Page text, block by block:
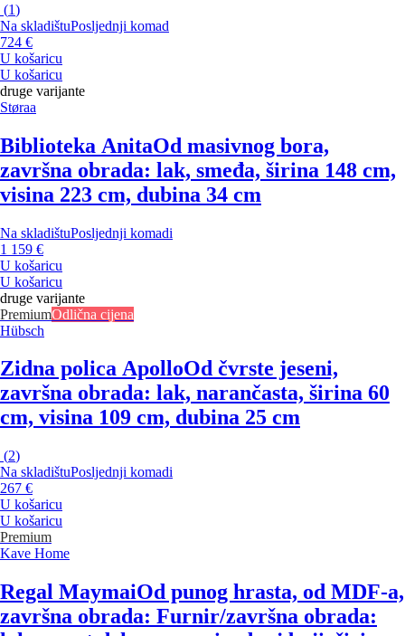
(1)
Na skladištuPosljednji komad
724 €
U košaricu
U košaricu
druge varijante
Støraa
Biblioteka AnitaOd masivnog bora,
završna obrada: lak, smeđa, širina 148 cm,
visina 223 cm, dubina 34 cm
Na skladištuPosljednji komadi
1 159 €
U košaricu
U košaricu
druge varijante
PremiumOdlična cijena
Hübsch
Zidna polica ApolloOd čvrste jeseni,
završna obrada: lak, narančasta, širina 60
cm, visina 109 cm, dubina 25 cm
(2)
Na skladištuPosljednji komadi
267 €
U košaricu
U košaricu
Premium
Kave Home
Regal MaymaiOd punog hrasta, od MDF-a,
završna obrada: Furnir/završna obrada: